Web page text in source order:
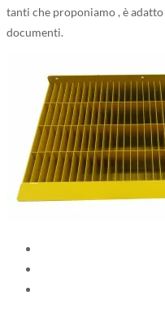
tanti che proponiamo , è
documenti.